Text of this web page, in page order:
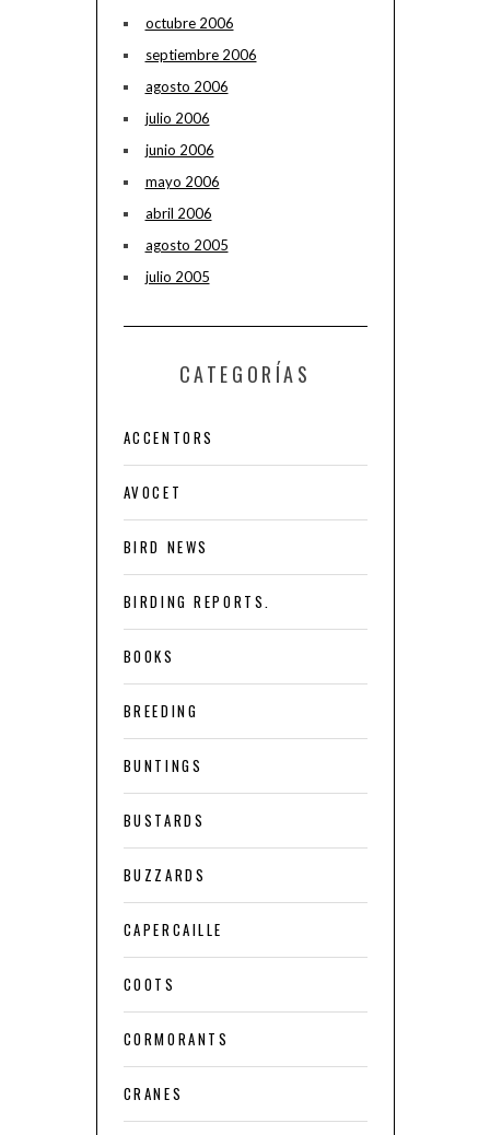
octubre 2006
septiembre 2006
agosto 2006
julio 2006
junio 2006
mayo 2006
abril 2006
agosto 2005
julio 2005
CATEGORÍAS
ACCENTORS
AVOCET
BIRD NEWS
BIRDING REPORTS.
BOOKS
BREEDING
BUNTINGS
BUSTARDS
BUZZARDS
CAPERCAILLE
COOTS
CORMORANTS
CRANES